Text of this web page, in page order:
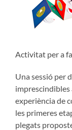
Activitat per a
Una sessió per
imprescindibles
experiència de
les primeres
plegats